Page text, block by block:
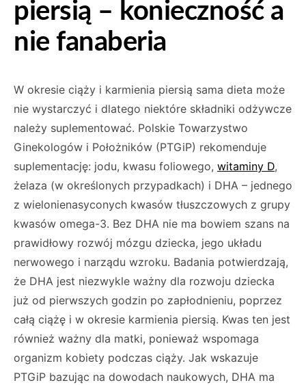
piersią – konieczność a
nie fanaberia
W okresie ciąży i karmienia piersią sama dieta może
nie wystarczyć i dlatego niektóre składniki odżywcze
należy suplementować. Polskie Towarzystwo
Ginekologów i Położników (PTGiP) rekomenduje
suplementację: jodu, kwasu foliowego, witaminy D,
żelaza (w określonych przypadkach) i DHA – jednego
z wielonienasyconych kwasów tłuszczowych z grupy
kwasów omega-3. Bez DHA nie ma bowiem szans na
prawidłowy rozwój mózgu dziecka, jego układu
nerwowego i narządu wzroku. Badania potwierdzają,
że DHA jest niezwykle ważny dla rozwoju dziecka
już od pierwszych godzin po zapłodnieniu, poprzez
całą ciążę i w okresie karmienia piersią. Kwas ten jest
również ważny dla matki, ponieważ wspomaga
organizm kobiety podczas ciąży. Jak wskazuje
PTGiP bazując na dowodach naukowych, DHA ma